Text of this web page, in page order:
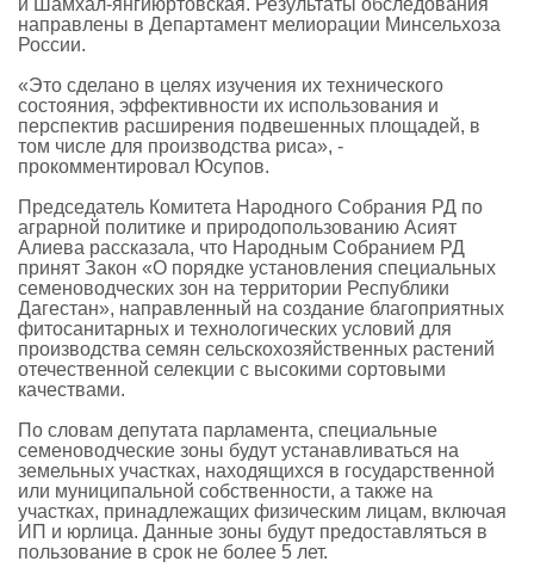
направлены в Департамент мелиорации Минсельхоза
России.
«Это сделано в целях изучения их технического
состояния, эффективности их использования и
перспектив расширения подвешенных площадей, в
том числе для производства риса», -
прокомментировал Юсупов.
Председатель Комитета Народного Собрания РД по
аграрной политике и природопользованию Асият
Алиева рассказала, что Народным Собранием РД
принят Закон «О порядке установления специальных
семеноводческих зон на территории Республики
Дагестан», направленный на создание благоприятных
фитосанитарных и технологических условий для
производства семян сельскохозяйственных растений
отечественной селекции с высокими сортовыми
качествами.
По словам депутата парламента, специальные
семеноводческие зоны будут устанавливаться на
земельных участках, находящихся в государственной
или муниципальной собственности, а также на
участках, принадлежащих физическим лицам, включая
ИП и юрлица. Данные зоны будут предоставляться в
пользование в срок не более 5 лет.